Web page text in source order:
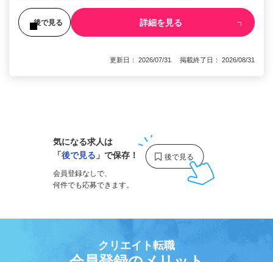
後で見る 詳細を見る
更新日： 2026/07/31 掲載終了日： 2026/08/31
気になる求人は
「後で見る 」で保存！
会員登録なしで、
何件でも応募できます。
クリエイト転職